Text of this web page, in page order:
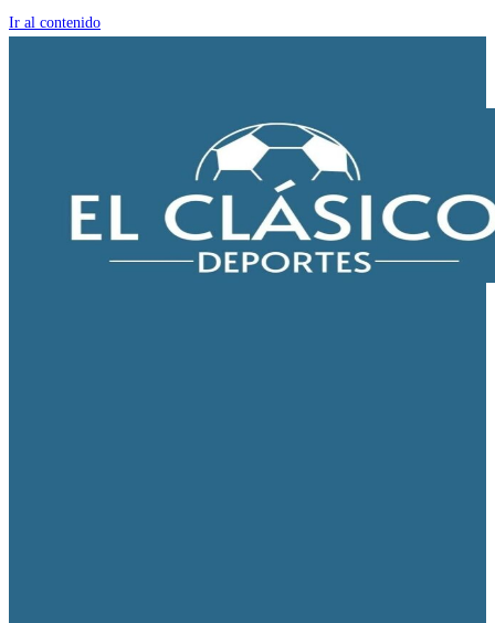
Ir al contenido